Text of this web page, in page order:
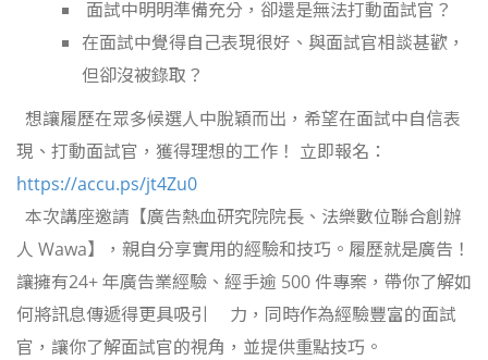
面試中明明準備充分，卻還是無法打動面試官？
在面試中覺得自己表現很好、與面試官相談甚歡，
但卻沒被錄取？
想讓履歷在眾多候選人中脫穎而出，希望在面試中自信表
現、打動面試官，獲得理想的工作！ 立即報名：
https://accu.ps/jt4Zu0
本次講座邀請【廣告熱血研究院院長、法樂數位聯合創辦
人 Wawa】，親自分享實用的經驗和技巧。履歷就是廣告！
讓擁有24+ 年廣告業經驗、經手逾 500 件專案，帶你了解如
何將訊息傳遞得更具吸引 力，同時作為經驗豐富的面試
官，讓你了解面試官的視角，並提供重點技巧。